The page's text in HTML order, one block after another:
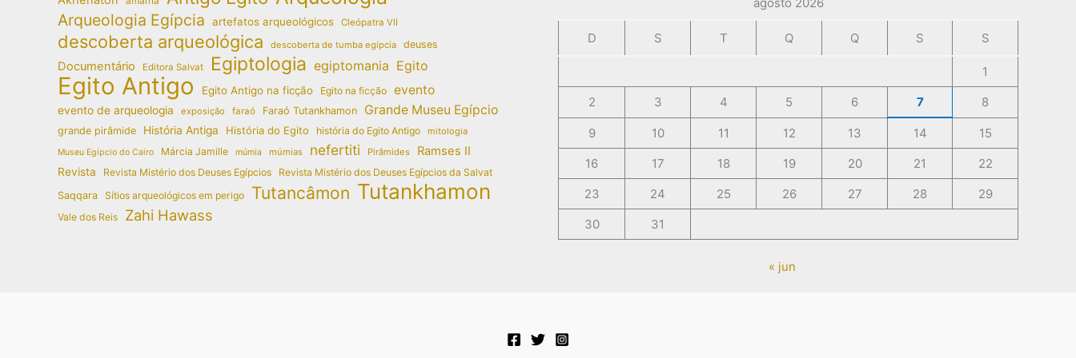
Arqueologia Egípcia artefatos arqueológicos Cleópatra VII
descoberta arqueológica descoberta de tumba egípcia deuses
Documentário Editora Salvat Egiptologia egiptomania Egito
Egito Antigo Egito Antigo na ficção Egito na ficção evento
evento de arqueologia exposição faraó Faraó Tutankhamon Grande Museu Egípcio
grande pirâmide História Antiga História do Egito história do Egito Antigo mitologia
Museu Egípcio do Cairo Márcia Jamille múmia múmias nefertiti Pirâmides Ramses II
Revista Revista Mistério dos Deuses Egípcios
Revista Mistério dos Deuses Egípcios da Salvat
Saqqara Sítios arqueológicos em perigo Tutancâmon Tutankhamon
Vale dos Reis Zahi Hawass
D S T Q Q S S
1
2
3 4 5 6 7 8
9 10 11 12 13 14
15
16
17 18 19 20 21
22
23
24 25 26 27 28
29
30
31
« jun